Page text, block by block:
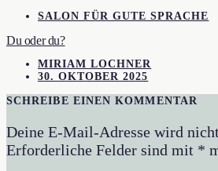
SALON FÜR GUTE SPRACHE
Du oder du?
MIRIAM LOCHNER
30. OKTOBER 2025
SCHREIBE EINEN KOMMENTAR
Deine E-Mail-Adresse wird
Erforderliche Felder sind mit *